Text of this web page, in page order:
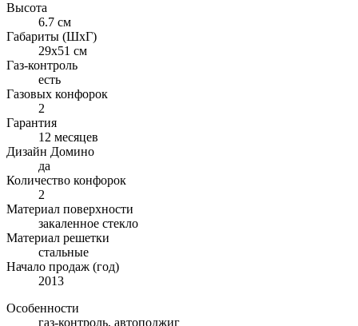
Высота
6.7 см
Габариты (ШхГ)
29x51 см
Газ-контроль
есть
Газовых конфорок
2
Гарантия
12 месяцев
Дизайн Домино
да
Количество конфорок
2
Материал поверхности
закаленное стекло
Материал решетки
стальные
Начало продаж (год)
2013
Особенности
газ-контроль, автоподжиг